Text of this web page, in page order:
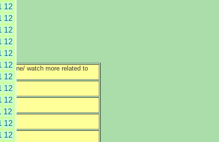
watch more related to
12
12
12
12
12
12
12
12
12
12
12
12